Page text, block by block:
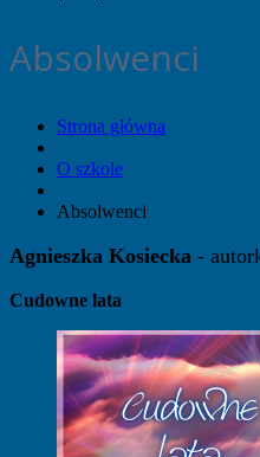
Absolwenci
Strona główna
O szkole
Absolwenci
Agnieszka Kosiecka -
Cudowne lata